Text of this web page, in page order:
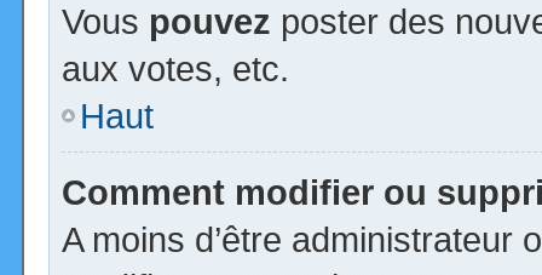
Vous pouvez poster des
aux votes, etc.
Haut
Comment modifier ou
A moins d’être administrateur